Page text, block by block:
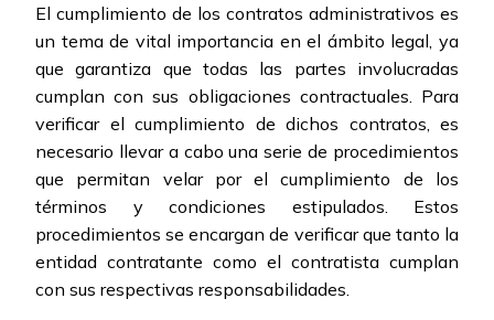
El cumplimiento de los contratos administrativos es
un tema de vital importancia en el ámbito legal, ya
que garantiza que todas las partes involucradas
cumplan con sus obligaciones contractuales. Para
verificar el cumplimiento de dichos contratos, es
necesario llevar a cabo una serie de procedimientos
que permitan velar por el cumplimiento de los
términos y condiciones estipulados. Estos
procedimientos se encargan de verificar que tanto la
entidad contratante como el contratista cumplan
con sus respectivas responsabilidades.